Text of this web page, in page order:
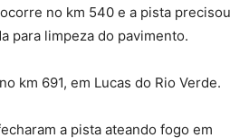
no km 540 e a pista precisou
para limpeza do pavimento.
km 691, em Lucas do Rio Verde.
a pista ateando fogo em